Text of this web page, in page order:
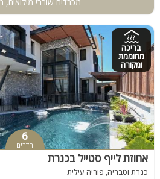
בריכה
מחוממת
ומקורה
6
חדרים
אחוזת לייף סטייל בכנרת
כנרת וטבריה, פוריה עילית